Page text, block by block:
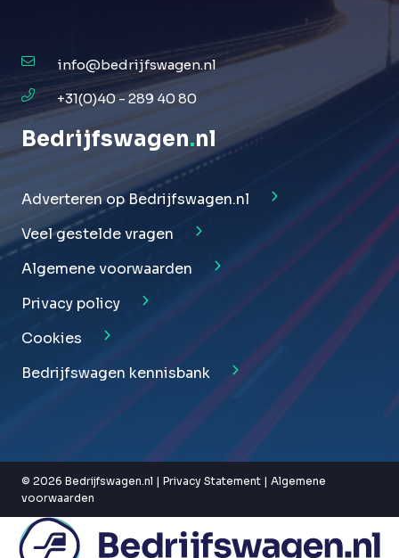
info@bedrijfswagen.nl
+31(0)40 - 289 40 80
Bedrijfswagen.nl
Adverteren op Bedrijfswagen.nl
Veel gestelde vragen
Algemene voorwaarden
Privacy policy
Cookies
Bedrijfswagen kennisbank
© 2026 Bedrijfswagen.nl | Privacy Statement | Algemene
voorwaarden